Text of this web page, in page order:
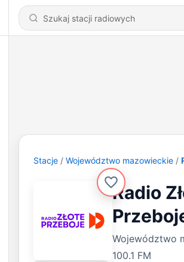
Stacje Województwo mazowieckie
Radio
Województwo
100.1 FM